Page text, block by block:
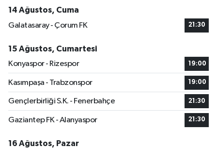
14 Ağustos, Cuma
Galatasaray - Çorum FK
21:30
15 Ağustos, Cumartesi
Konyaspor - Rizespor
19:00
Kasımpaşa - Trabzonspor 19:00
Gençlerbirliği S.K. - Fenerbahçe 21:30
Gaziantep FK - Alanyaspor 21:30
16 Ağustos, Pazar